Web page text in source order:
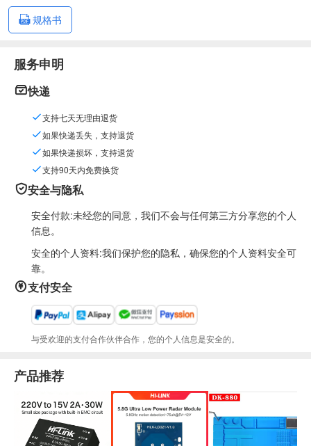
规格书
服务申明
快递
支持七天无理由退货
如果快递丢失，支持退货
如果快递损坏，支持退货
支持90天内免费换货
安全与隐私
安全付款:未经您的同意，我们不会与任何第三方分享您的个人
信息。
安全的个人资料:我们保护您的隐私，确保您的个人资料安全可
靠。
支付安全
与受欢迎的支付合作伙伴合作，您的个人信息是安全的。
产品推荐